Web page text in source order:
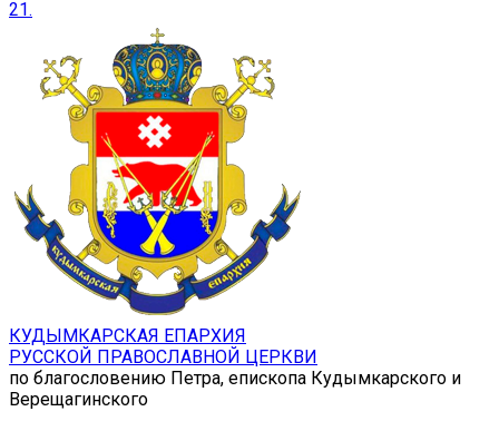
21.
КУДЫМКАРСКАЯ ЕПАРХИЯ
РУССКОЙ ПРАВОСЛАВНОЙ ЦЕРКВИ
по благословению Петра, епископа Кудымкарского и
Верещагинского